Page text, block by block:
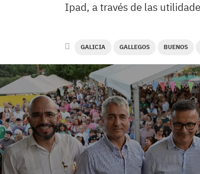
Ipad, a través de las
GALICIA GALLEGOS BUENOS